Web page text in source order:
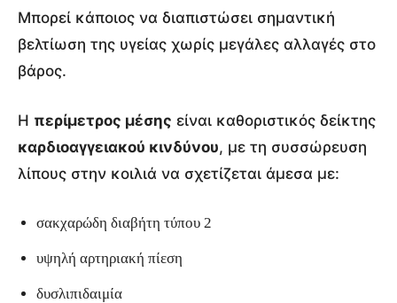
Μπορεί κάποιος να διαπιστώσει σημαντική
βελτίωση της υγείας χωρίς μεγάλες αλλαγές στο
βάρος.
Η περίμετρος μέσης είναι καθοριστικός δείκτης
καρδιοαγγειακού κινδύνου, με τη συσσώρευση
λίπους στην κοιλιά να σχετίζεται άμεσα με:
σακχαρώδη διαβήτη τύπου 2
υψηλή αρτηριακή πίεση
δυσλιπιδαιμία